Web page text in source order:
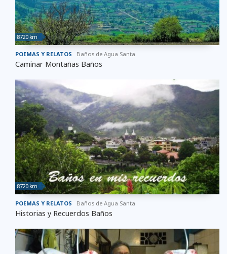
8720 km
POEMAS Y RELATOS Baños de Agua Santa
Caminar Montañas Baños
8720 km
POEMAS Y RELATOS Baños de Agua Santa
Historias y Recuerdos Baños